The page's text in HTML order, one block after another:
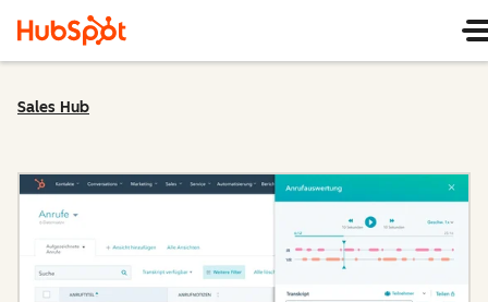
Sales Hub